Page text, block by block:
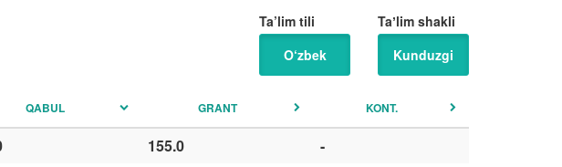
Taʼlim shakli
Kunduzgi
Ta’lim tili
O‘zbek
QABUL GRANT KONT.
155.0 -